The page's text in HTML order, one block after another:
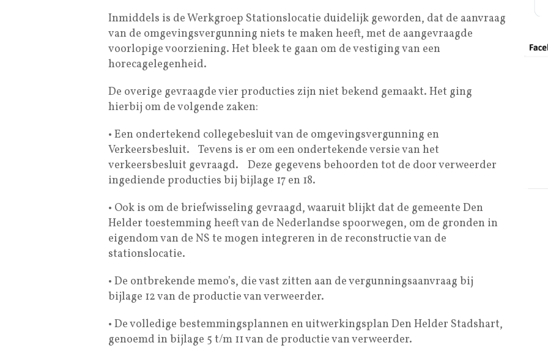
Inmiddels is de Werkgroep Stationslocatie duidelijk geworden, dat de aanvraag
van de omgevingsvergunning niets te maken heeft, met de aangevraagde
voorlopige voorziening. Het bleek te gaan om de vestiging van een
horecagelegenheid.
De overige gevraagde vier producties zijn niet bekend gemaakt. Het ging
hierbij om de volgende zaken:
• Een ondertekend collegebesluit van de omgevingsvergunning en
Verkeersbesluit. Tevens is er om een ondertekende versie van het
verkeersbesluit gevraagd. Deze gegevens behoorden tot de door verweerder
ingediende producties bij bijlage 17 en 18.
• Ook is om de briefwisseling gevraagd, waaruit blijkt dat de gemeente Den
Helder toestemming heeft van de Nederlandse spoorwegen, om de gronden in
eigendom van de NS te mogen integreren in de reconstructie van de
stationslocatie.
• De ontbrekende memo’s, die vast zitten aan de vergunningsaanvraag bij
bijlage 12 van de productie van verweerder.
• De volledige bestemmingsplannen en uitwerkingsplan Den Helder Stadshart,
genoemd in bijlage 5 t/m 11 van de productie van verweerder.